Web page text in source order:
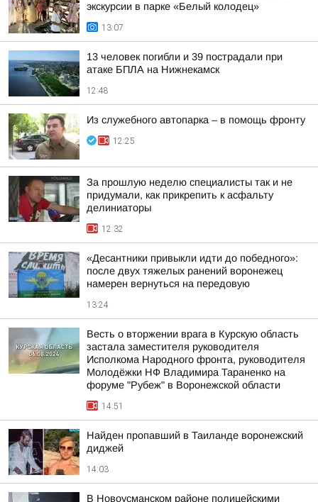
экскурсии в парке «Белый колодец»
13:07
13 человек погибли и 39 пострадали при
атаке БПЛА на Нижнекамск
12:48
Из служебного автопарка – в помощь фронту
12:25
За прошлую неделю специалисты так и не
придумали, как прикрепить к асфальту
делиниаторы
12:32
«Десантники привыкли идти до победного»:
после двух тяжелых ранений воронежец
намерен вернуться на передовую
13:24
Весть о вторжении врага в Курскую область
застала заместителя руководителя
Исполкома Народного фронта, руководителя
Молодёжки НФ Владимира Тараненко на
форуме "Рубеж" в Воронежской области
14:51
Найден пропавший в Таиланде воронежский
диджей
14:03
В Новоусманском районе полицейскими